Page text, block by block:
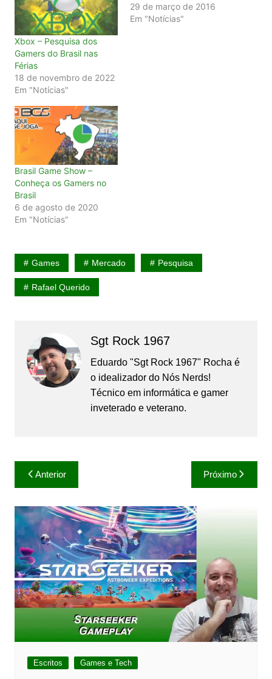
Xbox – Pesquisa dos
Gamers do Brasil nas
Férias
18 de novembro de 2022
Em "Notícias"
29 de março de 2016
Em "Notícias"
Brasil Game Show –
Conheça os Gamers no
Brasil
6 de agosto de 2020
Em "Notícias"
Games Mercado Pesquisa
Rafael Querido
Sgt Rock 1967
Eduardo "Sgt Rock 1967" Rocha é
o idealizador do Nós Nerds!
Técnico em informática e gamer
inveterado e veterano.
Navegação
de
Post
Anterior Próximo
Escritos Games e Tech